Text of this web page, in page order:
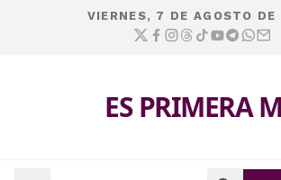
VIERNES, 7 DE AGOSTO
ES PRIMERA